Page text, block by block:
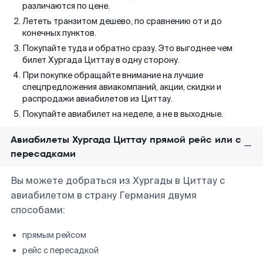
различаются по цене.
Лететь транзитом дешево, по сравнению от и до
конечных пунктов.
Покупайте туда и обратно сразу. Это выгоднее чем
билет Хургада Циттау в одну сторону.
При покупке обращайте внимание на лучшие
спецпредложения авиакомпаний, акции, скидки и
распродажи авиабилетов из Циттау.
Покупайте авиабилет на неделе, а не в выходные.
Авиабилеты Хургада Циттау прямой рейс или с
пересадками
Вы можете добраться из Хургады в Циттау с
авиабилетом в страну Германия двумя
способами:
прямым рейсом
рейс с пересадкой